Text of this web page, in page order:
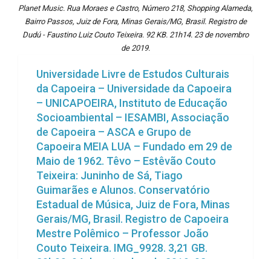
Planet Music. Rua Moraes e Castro, Número 218, Shopping Alameda,
Bairro Passos, Juiz de Fora, Minas Gerais/MG, Brasil. Registro de
Dudú - Faustino Luiz Couto Teixeira. 92 KB. 21h14. 23 de novembro
de 2019.
Universidade Livre de Estudos Culturais
da Capoeira – Universidade da Capoeira
– UNICAPOEIRA, Instituto de Educação
Socioambiental – IESAMBI, Associação
de Capoeira – ASCA e Grupo de
Capoeira MEIA LUA – Fundado em 29 de
Maio de 1962. Têvo – Estêvão Couto
Teixeira: Juninho de Sá, Tiago
Guimarães e Alunos. Conservatório
Estadual de Música, Juiz de Fora, Minas
Gerais/MG, Brasil. Registro de Capoeira
Mestre Polêmico – Professor João
Couto Teixeira. IMG_9928. 3,21 GB.